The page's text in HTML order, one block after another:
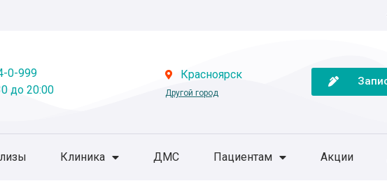
0-999
до 20:00
Красноярск
Другой город
Клиника ДМС Пациентам Акции